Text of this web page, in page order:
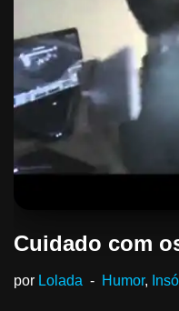
Cuidado com
por Lolada Humor,